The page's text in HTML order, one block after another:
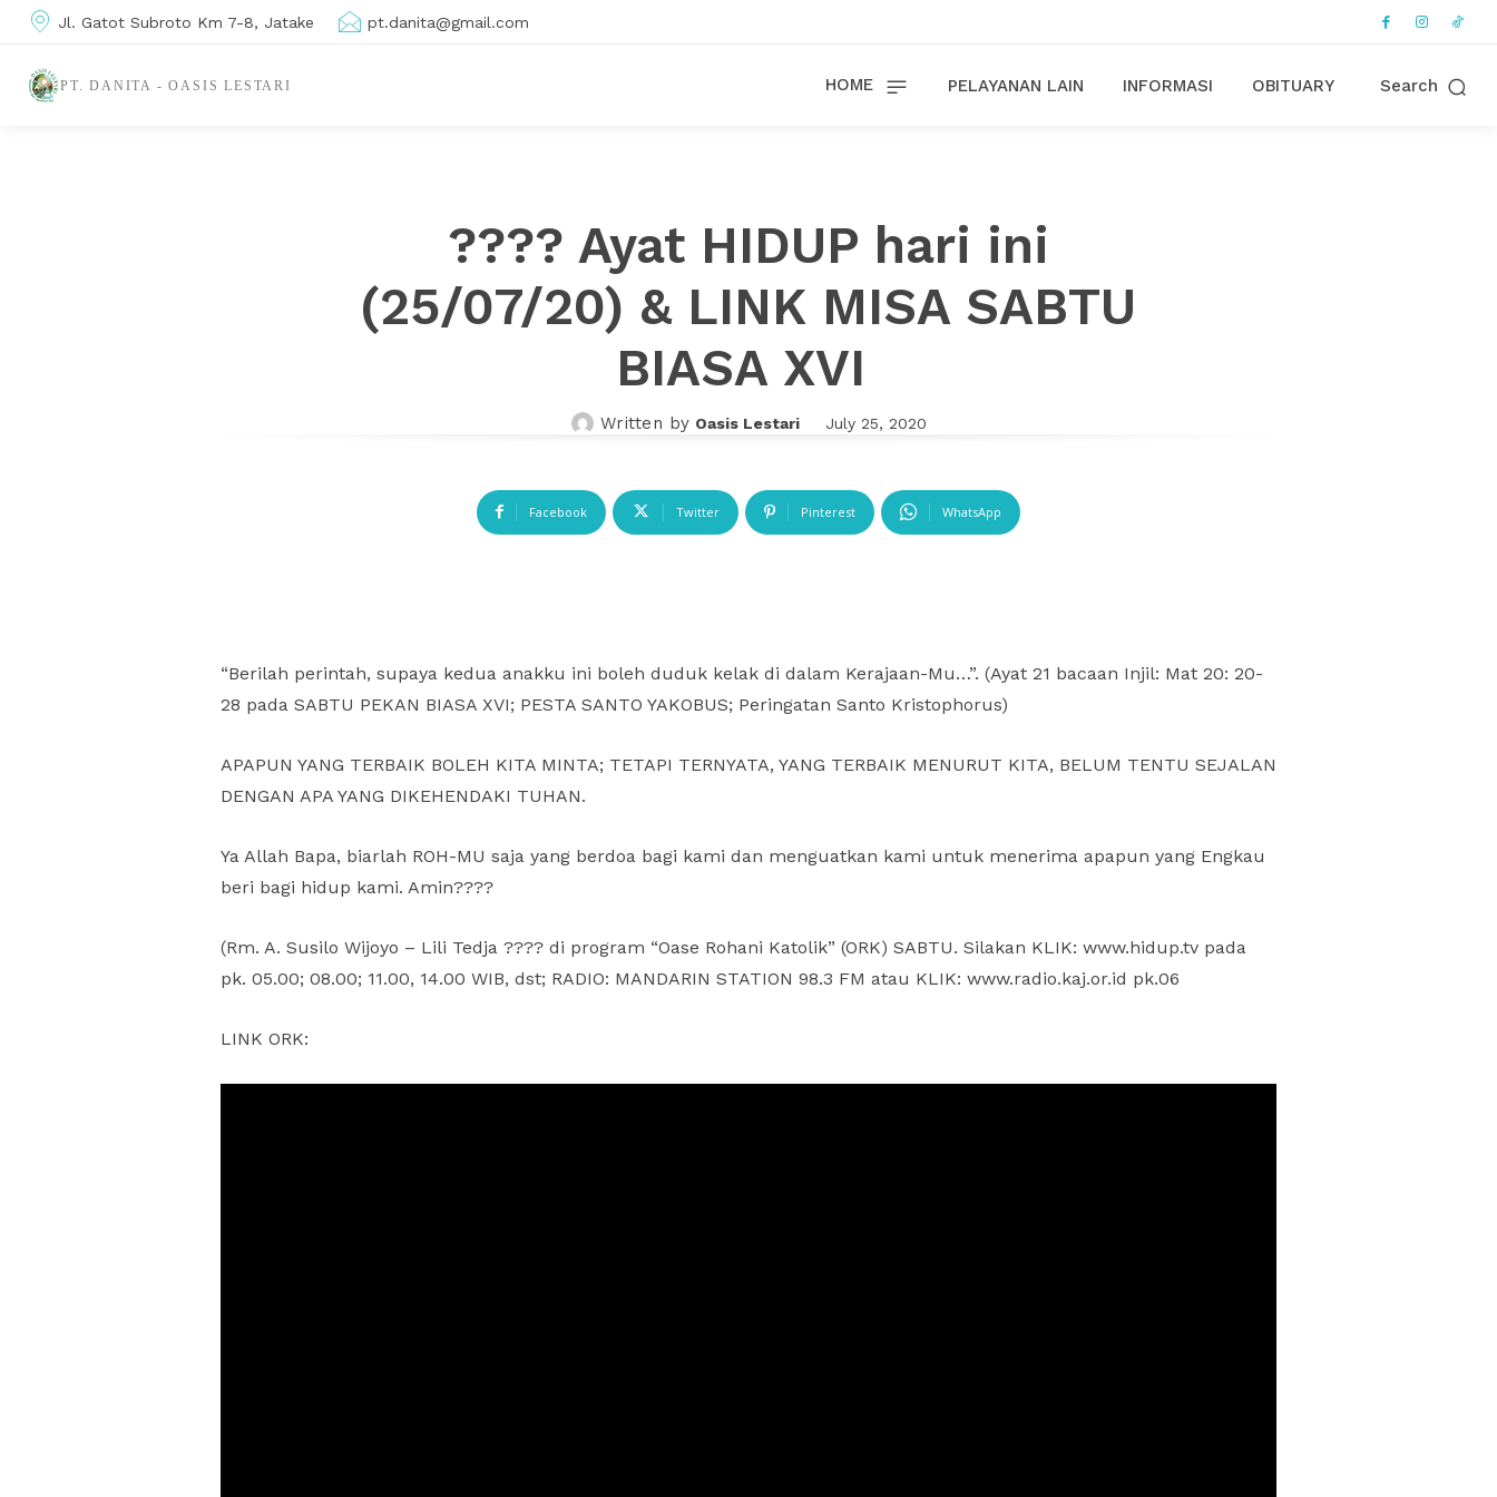
Jl. Gatot Subroto Km 7-8, Jatake pt.danita@gmail.com
PT. DANITA - OASIS LESTARI HOME PELAYANAN LAIN INFORMASI OBITUARY Search
???? Ayat HIDUP hari ini
(25/07/20) & LINK MISA SABTU
BIASA XVI
Written by Oasis Lestari July 25, 2020
Facebook Twitter Pinterest WhatsApp
“Berilah perintah, supaya kedua anakku ini boleh duduk kelak di dalam Kerajaan-Mu…”. (Ayat 21 bacaan Injil: Mat 20: 20-
28 pada SABTU PEKAN BIASA XVI; PESTA SANTO YAKOBUS; Peringatan Santo Kristophorus)
APAPUN YANG TERBAIK BOLEH KITA MINTA; TETAPI TERNYATA, YANG TERBAIK MENURUT KITA, BELUM TENTU SEJALAN
DENGAN APA YANG DIKEHENDAKI TUHAN.
Ya Allah Bapa, biarlah ROH-MU saja yang berdoa bagi kami dan menguatkan kami untuk menerima apapun yang Engkau
beri bagi hidup kami. Amin????
(Rm. A. Susilo Wijoyo – Lili Tedja ???? di program “Oase Rohani Katolik” (ORK) SABTU. Silakan KLIK: www.hidup.tv pada
pk. 05.00; 08.00; 11.00, 14.00 WIB, dst; RADIO: MANDARIN STATION 98.3 FM atau KLIK: www.radio.kaj.or.id pk.06
LINK ORK: